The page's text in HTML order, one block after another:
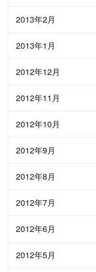
2013年2月
2013年1月
2012年12月
2012年11月
2012年10月
2012年9月
2012年8月
2012年7月
2012年6月
2012年5月